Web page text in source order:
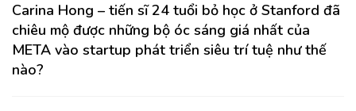
Carina Hong – tiến sĩ 24 tuổi bỏ học ở Stanford đã
chiêu mộ được những bộ óc sáng giá nhất của
META vào startup phát triển siêu trí tuệ như thế
nào?